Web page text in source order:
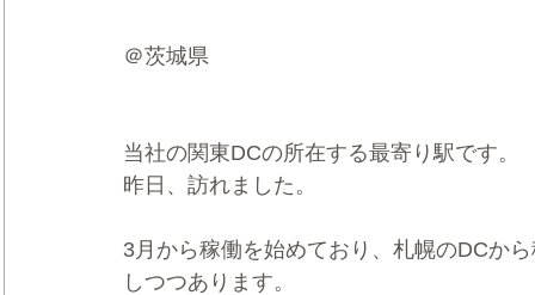
＠茨城県
当社の関東DCの所在する最寄り駅です。
昨日、訪れました。
3月から稼働を始めており、札幌のDCか
しつつあります。